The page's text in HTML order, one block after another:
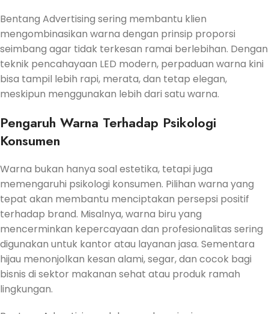
Bentang Advertising sering membantu klien
mengombinasikan warna dengan prinsip proporsi
seimbang agar tidak terkesan ramai berlebihan. Dengan
teknik pencahayaan LED modern, perpaduan warna kini
bisa tampil lebih rapi, merata, dan tetap elegan,
meskipun menggunakan lebih dari satu warna.
Pengaruh Warna Terhadap Psikologi
Konsumen
Warna bukan hanya soal estetika, tetapi juga
memengaruhi psikologi konsumen. Pilihan warna yang
tepat akan membantu menciptakan persepsi positif
terhadap brand. Misalnya, warna biru yang
mencerminkan kepercayaan dan profesionalitas sering
digunakan untuk kantor atau layanan jasa. Sementara
hijau menonjolkan kesan alami, segar, dan cocok bagi
bisnis di sektor makanan sehat atau produk ramah
lingkungan.